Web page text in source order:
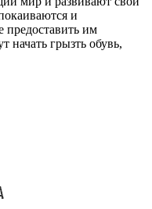
и
предоставить им
начать грызть обувь,